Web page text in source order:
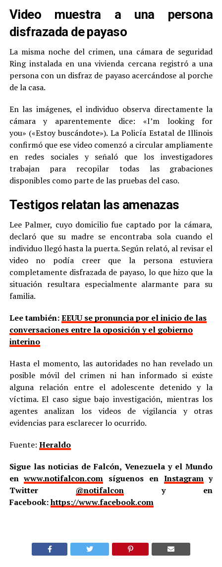
Video muestra a una persona
disfrazada de payaso
La misma noche del crimen, una cámara de seguridad
Ring instalada en una vivienda cercana registró a una
persona con un disfraz de payaso acercándose al porche
de la casa.
En las imágenes, el individuo observa directamente la
cámara y aparentemente dice: «I’m looking for
you» («Estoy buscándote»). La Policía Estatal de Illinois
confirmó que ese video comenzó a circular ampliamente
en redes sociales y señaló que los investigadores
trabajan para recopilar todas las grabaciones
disponibles como parte de las pruebas del caso.
Testigos relatan las amenazas
Lee Palmer, cuyo domicilio fue captado por la cámara,
declaró que su madre se encontraba sola cuando el
individuo llegó hasta la puerta. Según relató, al revisar el
video no podía creer que la persona estuviera
completamente disfrazada de payaso, lo que hizo que la
situación resultara especialmente alarmante para su
familia.
Lee también:EEUU se pronuncia por el inicio de las
conversaciones entre la oposición y el gobierno
interino
Hasta el momento, las autoridades no han revelado un
posible móvil del crimen ni han informado si existe
alguna relación entre el adolescente detenido y la
víctima. El caso sigue bajo investigación, mientras los
agentes analizan los videos de vigilancia y otras
evidencias para esclarecer lo ocurrido.
Fuente: Heraldo
Sigue las noticias de Falcón, Venezuela y el Mundo
enwww.notifalcon.com síguenos en Instagramy
Twitter @notifalcony en
Facebook:https://www.facebook.com